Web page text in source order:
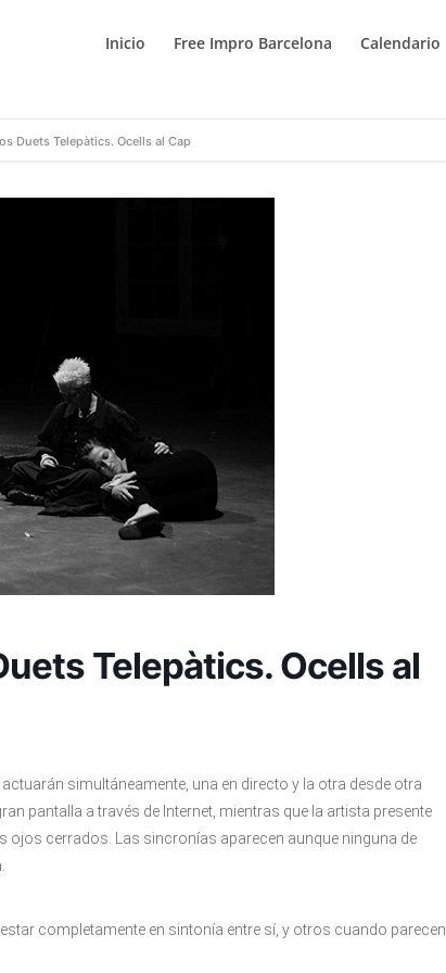
Inicio Free Impro Barcelona Calendario
Duets Telepàtics. Ocells al Cap
Telepàtics. Ocells al
simultáneamente, una en directo y la otra desde otra
pantalla a través de Internet, mientras que la artista presente
ojos cerrados. Las sincronías aparecen aunque ninguna de
completamente en sintonía entre sí, y otros cuando parecen